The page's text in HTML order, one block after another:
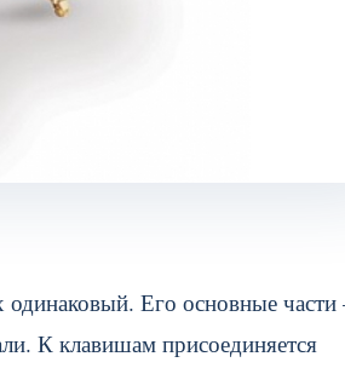
Его основные части
К клавишам присоединяется